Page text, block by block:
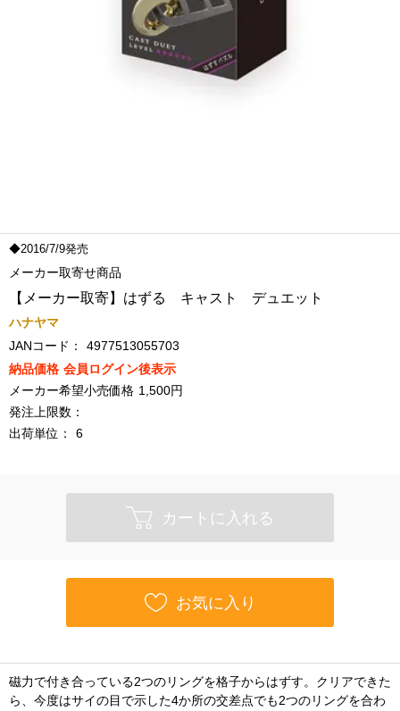
◆2016/7/9発売
メーカー取寄せ商品
【メーカー取寄】はずる キャスト デュエット
ハナヤマ
JANコード：
4977513055703
納品価格 会員ログイン後表示
メーカー希望小売価格 1,500円
発注上限数：
出荷単位：
6
カートに入れる
お気に入り
磁力で付き合っている2つのリングを格子からはずす。クリアできた
ら、今度はサイの目で示した4か所の交差点でも2つのリングを合わ